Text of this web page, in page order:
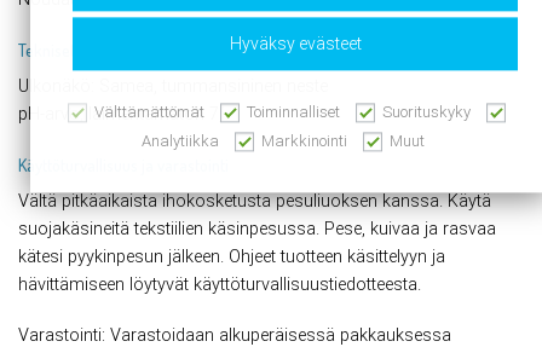
Tekniset tiedot
Ulkonäkö: Samea, tummansininen neste
pH-arvo, laimentamaton 7,7
Käyttöturvallisuus ja varastointi
Vältä pitkäaikaista ihokosketusta pesuliuoksen kanssa. Käytä
suojakäsineitä tekstiilien käsinpesussa. Pese, kuivaa ja rasvaa
kätesi pyykinpesun jälkeen. Ohjeet tuotteen käsittelyyn ja
hävittämiseen löytyvät käyttöturvallisuustiedotteesta.
Varastointi: Varastoidaan alkuperäisessä pakkauksessa
Hyväksy evästeet
Välttämättömät Toiminnalliset
Suorituskyky
Analytiikka
Markkinointi Muut